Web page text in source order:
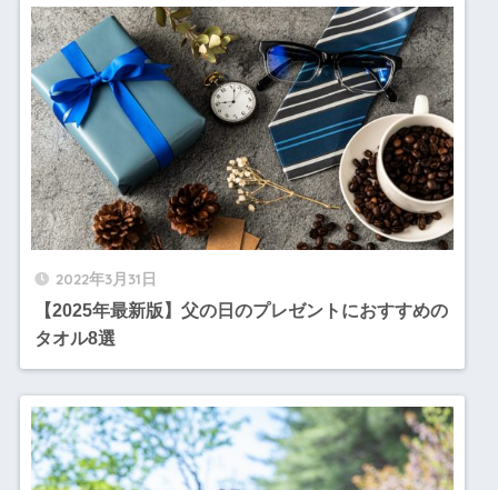
2022年3月31日
【2025年最新版】父の日のプレゼントにおすすめの
タオル8選